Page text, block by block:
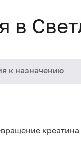
в
к назначению